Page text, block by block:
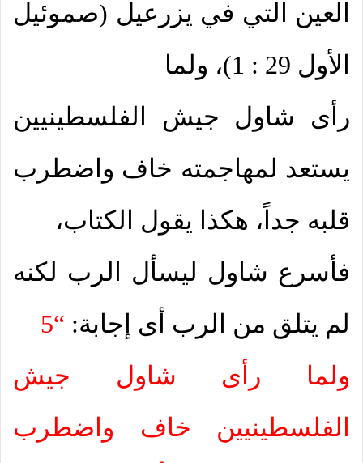
العين التي في يزرعيل (صموئيل
الأول 29 : 1)، ولما
رأى شاول جيش الفلسطينيين
يستعد لمهاجمته خاف واضطرب
قلبه جداً، هكذا يقول الكتاب،
فأسرع شاول ليسأل الرب لكنه
لم يتلق من الرب أى إجابة: “5
ولما رأى شاول جيش
الفلسطينيين خاف واضطرب